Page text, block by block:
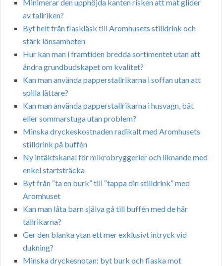
Minimerar den upphöjda kanten risken att mat glider
av tallriken?
Byt helt från flaskläsk till Aromhusets stilldrink och
stärk lönsamheten
Hur kan man i framtiden bredda sortimentet utan att
ändra grundbudskapet om kvalitet?
Kan man använda papperstallrikarna i soffan utan att
spilla lättare?
Kan man använda papperstallrikarna i husvagn, båt
eller sommarstuga utan problem?
Minska dryckeskostnaden radikalt med Aromhusets
stilldrink på buffén
Ny intäktskanal för mikrobryggerier och liknande med
enkel startsträcka
Byt från “ta en burk” till “tappa din stilldrink” med
Aromhuset
Kan man låta barn själva gå till buffén med de här
tallrikarna?
Ger den blanka ytan ett mer exklusivt intryck vid
dukning?
Minska dryckesnotan: byt burk och flaska mot